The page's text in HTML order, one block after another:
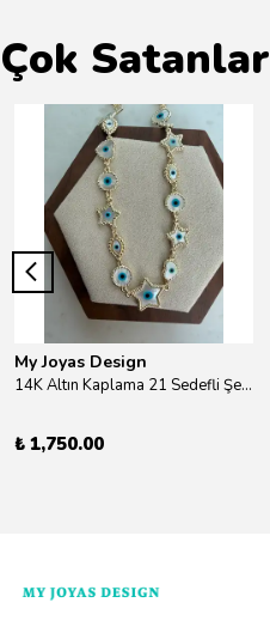
Çok Satanlar
My Joyas Design
14K Altın Kaplama 21 Sedefli Şekiller Kolye 46cm
₺ 1,750.00